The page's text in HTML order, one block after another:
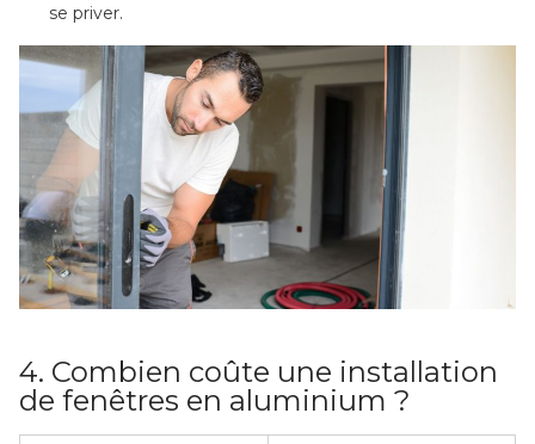
se priver.
4. Combien coûte une installation
de fenêtres en aluminium ?